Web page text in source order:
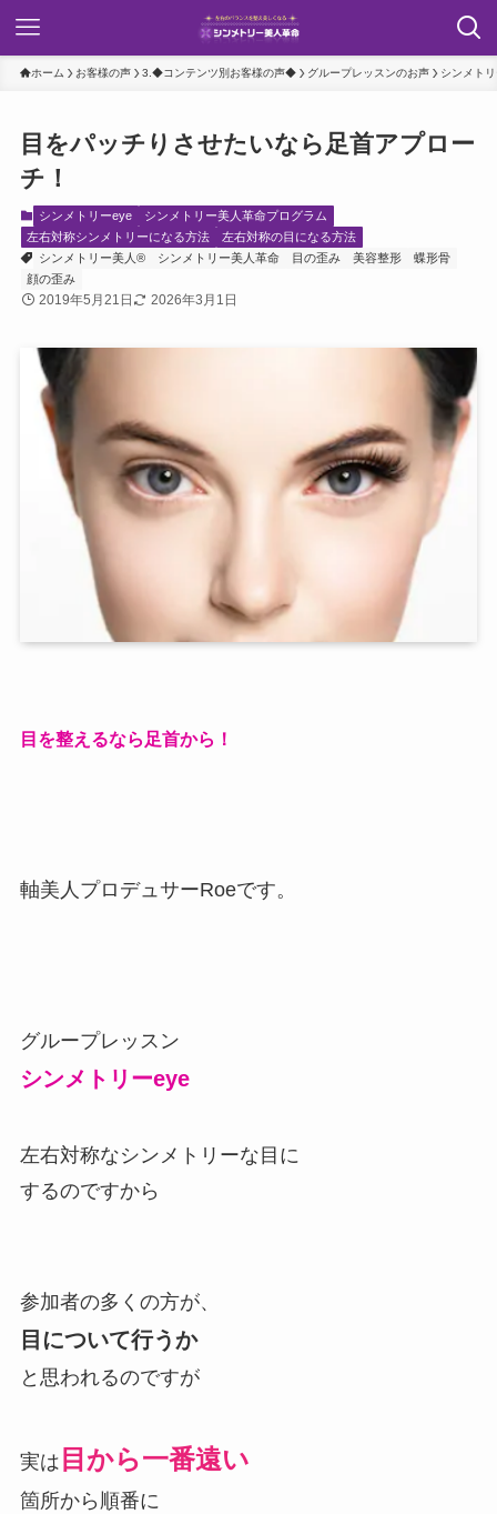
ホーム お客様の声 3.◆コンテンツ別お客様の声◆ グループレッスンのお声 シンメト
目をパッチりさせたいなら足首アプロー
チ！
シンメトリーeye
シンメトリー美人革命プログラム
左右対称シンメトリーになる方法
左右対称の目になる方法
シンメトリー美人®
シンメトリー美人革命 目の歪み 美容整形
蝶形骨
顔の歪み
2019年5月21日 2026年3月1日
目を整えるなら足首から！
軸美人プロデュサーRoeです。
グループレッスン
シンメトリーeye
左右対称なシンメトリーな目に
するのですから
参加者の多くの方が、
目について行うか
と思われるのですが
実は 目から一番遠い
箇所から順番に